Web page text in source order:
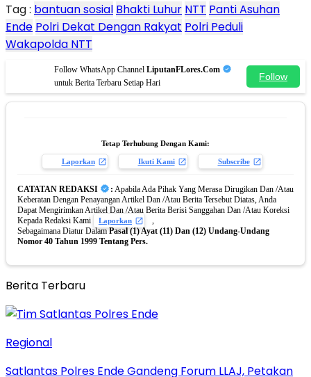
Tag : bantuan sosial Bhakti Luhur NTT Panti Asuhan
Ende Polri Dekat Dengan Rakyat Polri Peduli
Wakapolda NTT
Follow WhatsApp Channel LiputanFLores.Com
untuk Berita Terbaru Setiap Hari
Follow
Tetap Terhubung Dengan Kami:
Laporkan Ikuti Kami Subscribe
CATATAN REDAKSI : Apabila Ada Pihak Yang Merasa Dirugikan Dan /Atau
Keberatan Dengan Penayangan Artikel Dan /Atau Berita Tersebut Diatas, Anda
Dapat Mengirimkan Artikel Dan /Atau Berita Berisi Sanggahan Dan /Atau Koreksi
Kepada Redaksi Kami
Laporkan
,
Sebagaimana Diatur DalamPasal (1) Ayat (11) Dan (12) Undang-Undang
Nomor 40 Tahun 1999 Tentang Pers.
Berita Terbaru
Regional
Satlantas Polres Ende Gandeng Forum LLAJ, Petakan